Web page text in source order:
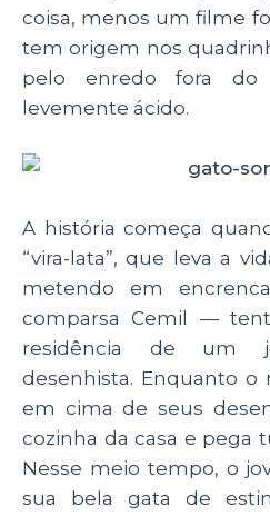
coisa, menos um filme
tem origem nos
pelo enredo fora
levemente ácido.
A história começa
“vira-lata”, que leva a
metendo em
comparsa Cemil —
residência de um
desenhista. Enquanto o
em cima de seus
cozinha da casa e pega
Nesse meio tempo, o
sua bela gata de